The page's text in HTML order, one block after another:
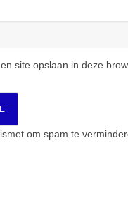
site opslaan in deze
om spam te